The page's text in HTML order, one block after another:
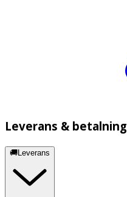
Leverans & betalning
🚚Leverans